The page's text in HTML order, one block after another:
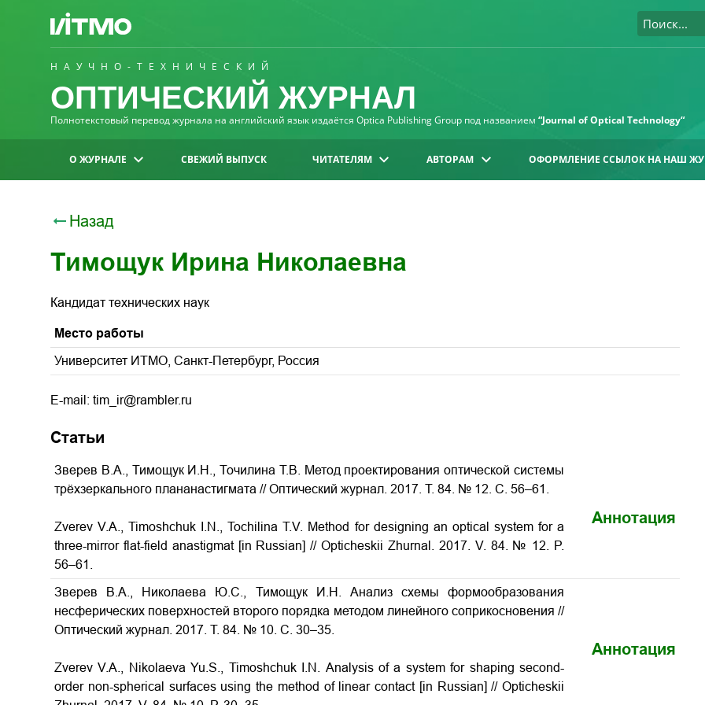
НАУЧНО-ТЕХНИЧЕСКИЙ
ОПТИЧЕСКИЙ ЖУРНАЛ
Полнотекстовый перевод журнала на английский язык издаётся Optica Publishing Group под названием “Journal of Optical Technology“
О ЖУРНАЛЕ СВЕЖИЙ ВЫПУСК ЧИТАТЕЛЯМ АВТОРАМ ОФОРМЛЕНИЕ ССЫЛОК НА НАШ
Назад
Тимощук Ирина Николаевна
Кандидат технических наук
Место работы
Университет ИТМО, Санкт-Петербург, Россия
E-mail: tim_ir@rambler.ru
Статьи
Зверев В.А., Тимощук И.Н., Точилина Т.В. Метод проектирования оптической системы
трёхзеркального плананастигмата // Оптический журнал. 2017. Т. 84. № 12. С. 56–61.
Zverev V.A., Timoshchuk I.N., Tochilina T.V. Method for designing an optical system for a
three-mirror flat-field anastigmat [in Russian] // Opticheskii Zhurnal. 2017. V. 84. № 12. P.
56–61.
Аннотация
Зверев В.А., Николаева Ю.С., Тимощук И.Н. Анализ схемы формообразования
несферических поверхностей второго порядка методом линейного соприкосновения //
Оптический журнал. 2017. Т. 84. № 10. С. 30–35.
Zverev V.A., Nikolaeva Yu.S., Timoshchuk I.N. Analysis of a system for shaping second-
order non-spherical surfaces using the method of linear contact [in Russian] // Opticheskii
Аннотация